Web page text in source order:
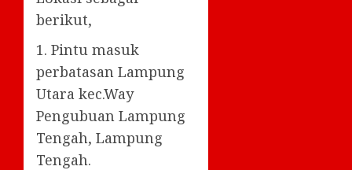
berikut,
1. Pintu masuk
perbatasan Lampung
Utara kec.Way
Pengubuan Lampung
Tengah, Lampung
Tengah.